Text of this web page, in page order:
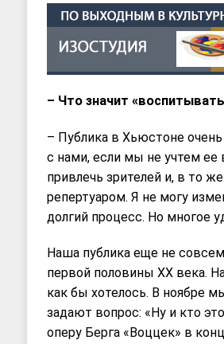
– Что значит
– Публика в Хьюстоне
с нами, если мы не учтем ее
привлечь зрителей и, в то
репертуаром. Я не могу
долгий процесс. Но многое
Наша публика еще не
первой половины ХХ века.
как бы хотелось. В ноябре
задают вопрос: «Ну и кто
оперу Берга «Воццек» в